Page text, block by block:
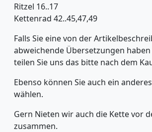
Ritzel 16..17
Kettenrad 42..45,47,49
Falls Sie eine von der
abweichende Übersetzungen
teilen Sie uns das bitte nach dem
Ebenso können Sie auch ein
wählen.
Gern Nieten wir auch die Kette vor
zusammen.